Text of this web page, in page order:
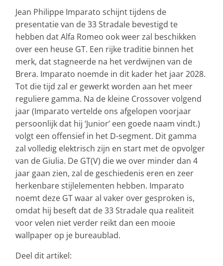
Jean Philippe Imparato schijnt tijdens de
presentatie van de 33 Stradale bevestigd te
hebben dat Alfa Romeo ook weer zal beschikken
over een heuse GT. Een rijke traditie binnen het
merk, dat stagneerde na het verdwijnen van de
Brera. Imparato noemde in dit kader het jaar 2028.
Tot die tijd zal er gewerkt worden aan het meer
reguliere gamma. Na de kleine Crossover volgend
jaar (Imparato vertelde ons afgelopen voorjaar
persoonlijk dat hij ‘Junior’ een goede naam vindt.)
volgt een offensief in het D-segment. Dit gamma
zal volledig elektrisch zijn en start met de opvolger
van de Giulia. De GT(V) die we over minder dan 4
jaar gaan zien, zal de geschiedenis eren en zeer
herkenbare stijlelementen hebben. Imparato
noemt deze GT waar al vaker over gesproken is,
omdat hij beseft dat de 33 Stradale qua realiteit
voor velen niet verder reikt dan een mooie
wallpaper op je bureaublad.
Deel dit artikel: